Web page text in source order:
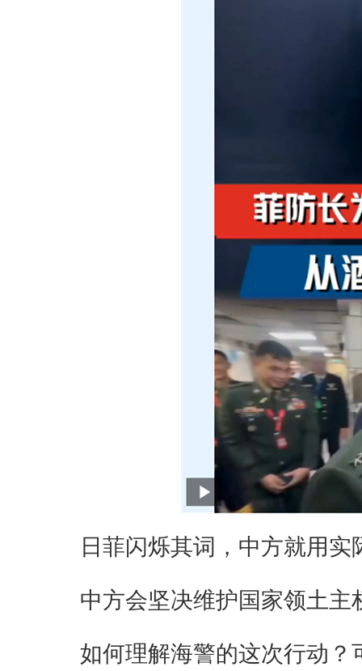
日菲闪烁其词，中方就用实
中方会坚决维护国家领土主
如何理解海警的这次行动？